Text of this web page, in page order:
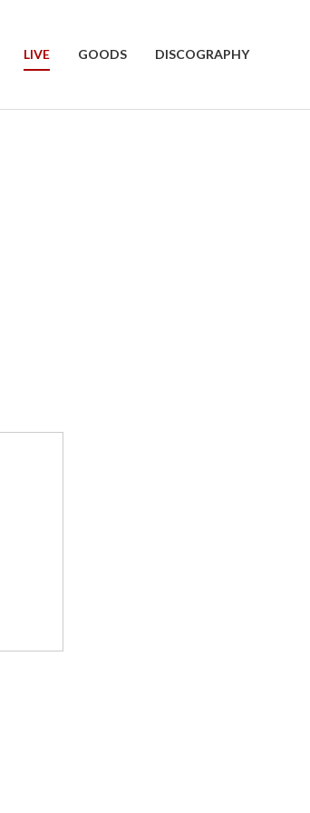
LIVE GOODS DISCOGRAPHY